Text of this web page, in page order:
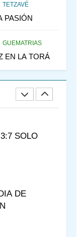
TETZAVÉ
PASIÓN
GUEMATRIAS
EN LA TORÁ
QUÉ
JUDÍO
CON LA
Y MATRIMONIO
SOLO
DE